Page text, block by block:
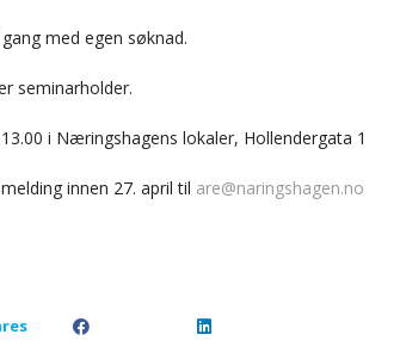
med egen søknad.
seminarholder.
i Næringshagens lokaler, Hollendergata 1
innen 27. april til are@naringshagen.no